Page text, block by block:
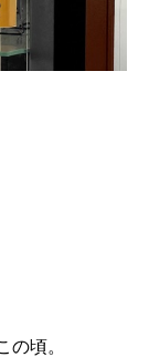
の頃。